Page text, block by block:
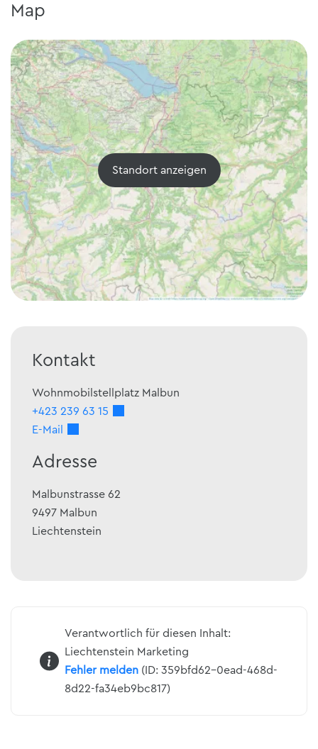
Map
Standort anzeigen
Kontakt
Wohnmobilstellplatz Malbun
+423 239 63 15
E-Mail
Adresse
Malbunstrasse 62
9497 Malbun
Liechtenstein
Verantwortlich für diesen Inhalt:
Liechtenstein Marketing
Fehler melden(ID: 359bfd62-0ead-468d-
8d22-fa34eb9bc817)